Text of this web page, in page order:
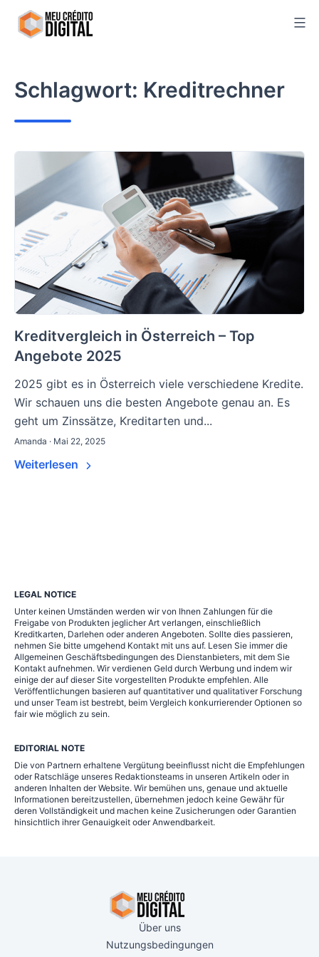
Skip
Schlagwort: Kreditrechner
Kreditvergleich in Österreich – Top
Angebote 2025
2025 gibt es in Österreich viele verschiedene Kredite.
Wir schauen uns die besten Angebote genau an. Es
geht um Zinssätze, Kreditarten und...
Amanda · Mai 22, 2025
Weiterlesen
LEGAL NOTICE
Unter keinen Umständen werden wir von Ihnen Zahlungen für die
Freigabe von Produkten jeglicher Art verlangen, einschließlich
Kreditkarten, Darlehen oder anderen Angeboten. Sollte dies passieren,
nehmen Sie bitte umgehend Kontakt mit uns auf. Lesen Sie immer die
Allgemeinen Geschäftsbedingungen des Dienstanbieters, mit dem Sie
Kontakt aufnehmen. Wir verdienen Geld durch Werbung und indem wir
einige der auf dieser Site vorgestellten Produkte empfehlen. Alle
Veröffentlichungen basieren auf quantitativer und qualitativer Forschung
und unser Team ist bestrebt, beim Vergleich konkurrierender Optionen so
fair wie möglich zu sein.
EDITORIAL NOTE
Die von Partnern erhaltene Vergütung beeinflusst nicht die Empfehlungen
oder Ratschläge unseres Redaktionsteams in unseren Artikeln oder in
anderen Inhalten der Website. Wir bemühen uns, genaue und aktuelle
Informationen bereitzustellen, übernehmen jedoch keine Gewähr für
deren Vollständigkeit und machen keine Zusicherungen oder Garantien
hinsichtlich ihrer Genauigkeit oder Anwendbarkeit.
Über uns
Nutzungsbedingungen